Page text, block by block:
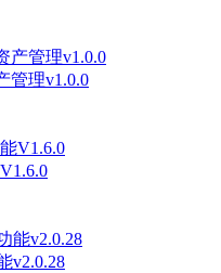
管理v1.0.0
v2.0.28